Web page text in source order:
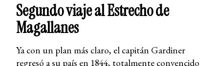
Segundo viaje al Estrecho de
Magallanes
Ya con un plan más claro, el capitán Gardiner
regresó a su país en 1844, totalmente convencido